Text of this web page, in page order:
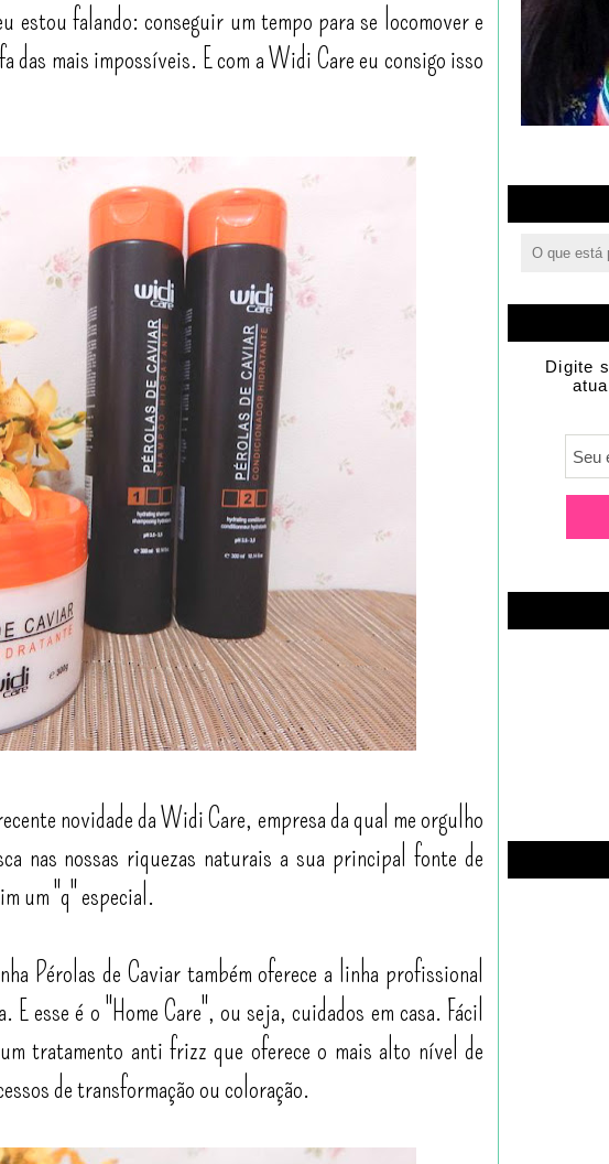
estou falando: conseguir um tempo para se locomover e
das mais impossíveis. E com a Widi Care eu consigo isso
novidade da Widi Care, empresa da qual me orgulho
nas nossas riquezas naturais a sua principal fonte de
um "q" especial.
Pérolas de Caviar também oferece a linha profissional
esse é o "Home Care", ou seja, cuidados em casa. Fácil
tratamento anti frizz que oferece o mais alto nível de
de transformação ou coloração.
Digite